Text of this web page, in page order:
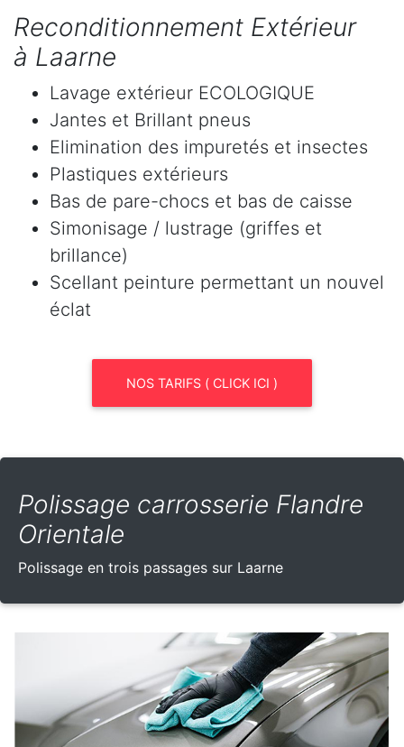
Reconditionnement Extérieur
à Laarne
Lavage extérieur ECOLOGIQUE
Jantes et Brillant pneus
Elimination des impuretés et insectes
Plastiques extérieurs
Bas de pare-chocs et bas de caisse
Simonisage / lustrage (griffes et
brillance)
Scellant peinture permettant un nouvel
éclat
NOS TARIFS ( CLICK ICI )
Polissage carrosserie Flandre
Orientale
Polissage en trois passages sur Laarne